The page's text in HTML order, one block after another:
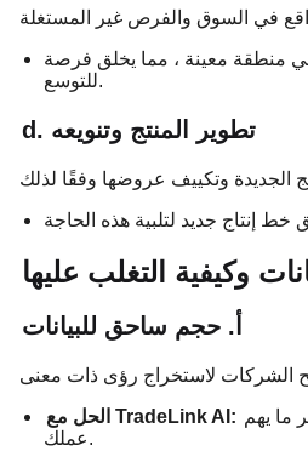
في منطقة معينة ، مما يخلق فرصة
للتوسع.
d. تطوير المنتج وتنويعه
وكيفية التغلب عليها
أ. حجم ساحق للبيانات
الحل مع TradeLink AI: ما يهم
عملك.